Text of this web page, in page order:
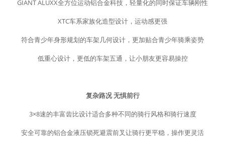
GIANT ALUXX全方位运动铝合金科技，轻量化的同时保证车辆刚性
XTC车系家族化造型设计，运动感更强
符合青少年身形规划的车架几何设计，更加贴合青少年骑乘姿势
低重心设计，更低的车架五通，让小朋友更容易操控
复杂路况 无惧前行
3×8速的丰富齿比设计适合多种不同的骑行风格和骑行速度
安全可靠的铝合金液压锁死避震前叉让骑行更平稳，操作更灵活